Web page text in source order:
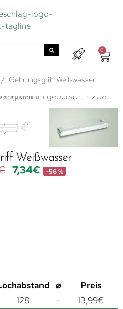
0
/ Gehrungsgriff Weißwasser
Weißwasser
7,34€ -56 %
⌀
Preis
128 - 13,99€